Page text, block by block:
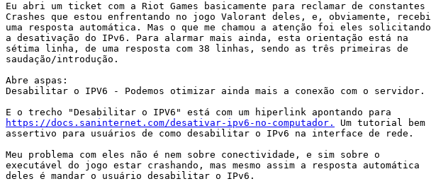
Eu abri um ticket com a Riot Games basicamente para reclamar de constantes
Crashes que estou enfrentando no jogo Valorant deles, e, obviamente, recebi
uma resposta automática. Mas o que me chamou a atenção foi eles solicitando
a desativação do IPv6. Para alarmar mais ainda, esta orientação está na
sétima linha, de uma resposta com 38 linhas, sendo as três primeiras de
saudação/introdução.
Abre aspas:
Desabilitar o IPV6 - Podemos otimizar ainda mais a conexão com o servidor.
https://docs.saninternet.com/desativar-ipv6-no-computador.
Um tutorial bem
assertivo para usuários de como desabilitar o IPv6 na interface de rede.
Meu problema com eles não é nem sobre conectividade, e sim sobre o
executável do jogo estar crashando, mas mesmo assim a resposta automática
deles é mandar o usuário desabilitar o IPv6.